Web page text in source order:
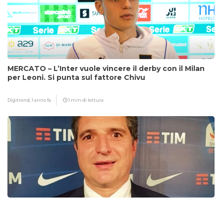
MERCATO – L’Inter vuole vincere il derby con il Milan
per Leoni. Si punta sul fattore Chivu
Digitrend,1 anno fa 1 min di lettura